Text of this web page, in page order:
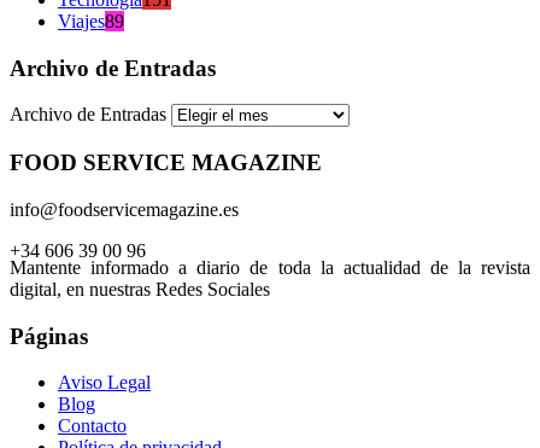
Viajes89
Archivo de Entradas
Archivo de Entradas
FOOD SERVICE MAGAZINE
info@foodservicemagazine.es
+34 606 39 00 96
Mantente informado a diario de toda la actualidad de la revista
digital, en nuestras Redes Sociales
Páginas
Aviso Legal
Blog
Contacto